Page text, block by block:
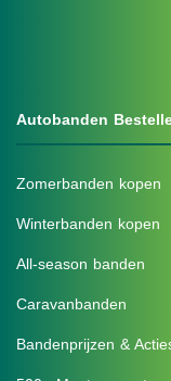
Autobanden
Zomerbanden kopen
Winterbanden kopen
All-season banden
Caravanbanden
Bandenprijzen &